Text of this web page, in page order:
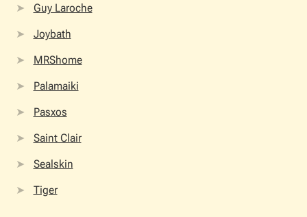
Guy Laroche
Joybath
MRShome
Palamaiki
Pasxos
Saint Clair
Sealskin
Tiger